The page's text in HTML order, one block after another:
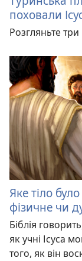
поховали
Розгляньте
Яке тіло
фізичне чи
Біблія
як учні Ісуса
того, як він